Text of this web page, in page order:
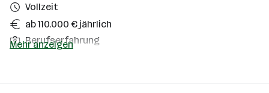
Vollzeit
ab 110.000 € jährlich
Berufserfahrung
Mehr anzeigen